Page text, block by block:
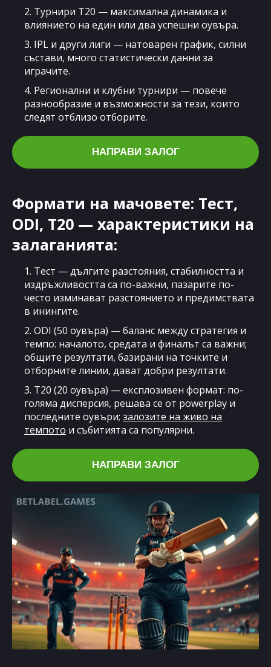
2. Турнири T20 — максимална динамика и
влиянието на един или два успешни оувъра.
3. IPL и други лиги — натоварен график, силни
състави, много статистически данни за
играчите.
4. Регионални и клубни турнири — повече
разнообразие и възможности за тези, които
следят отблизо отборите.
НАПРАВИ ЗАЛОГ
Формати на мачовете: Тест,
ODI, T20 — характеристики на
залаганията:
1. Тест — дългите разстояния, стабилността и
издръжливостта са по-важни, пазарите по-
често изминават разстоянието и предимствата
в инингите.
2. ODI (50 оувъра) — баланс между стратегия и
темпо: началото, средата и финалът са важни;
общите резултати, базирани на точките и
отборните линии, дават добри резултати.
3. T20 (20 оувъра) — експлозивен формат: по-
голяма дисперсия, решава се от powerplay и
последните оувъри; залозите на живо на
темпото и събитията са популярни.
НАПРАВИ ЗАЛОГ